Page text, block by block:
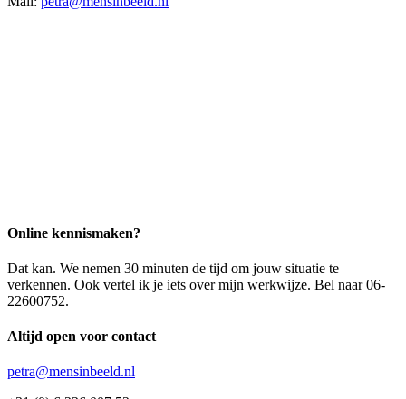
Online kennismaken?
Dat kan. We nemen 30 minuten de tijd om jouw situatie te
verkennen. Ook vertel ik je iets over mijn werkwijze. Bel naar 06-
22600752.
Altijd open voor contact
petra@mensinbeeld.nl